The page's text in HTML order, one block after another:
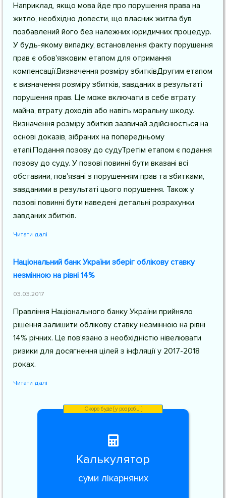
Наприклад, якщо мова йде про порушення права на
житло, необхідно довести, що власник житла був
позбавлений його без належних юридичних процедур.
У будь-якому випадку, встановлення факту порушення
прав є обов'язковим етапом для отримання
компенсації.Визначення розміру збитківДругим етапом
є визначення розміру збитків, завданих в результаті
порушення прав. Це може включати в себе втрату
майна, втрату доходів або навіть моральну шкоду.
Визначення розміру збитків зазвичай здійснюється на
основі доказів, зібраних на попередньому
етапі.Подання позову до судуТретім етапом є подання
позову до суду. У позові повинні бути вказані всі
обставини, пов'язані з порушенням прав та збитками,
завданими в результаті цього порушення. Також у
позові повинні бути наведені детальні розрахунки
завданих збитків.
Читати далі
Національний банк України зберіг облікову ставку
незмінною на рівні 14%
03.03.2017
Правління Національного банку України прийняло
рішення залишити облікову ставку незмінною на рівні
14% річних. Це пов’язано з необхідністю нівелювати
ризики для досягнення цілей з інфляції у 2017-2018
роках.
Читати далі
Калькулятор
суми лікарняних